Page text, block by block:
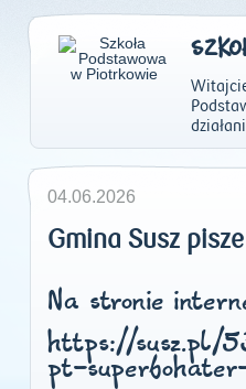
04.06.2026
Gmina Susz
Na stronie
https://susz.pl/
pt-